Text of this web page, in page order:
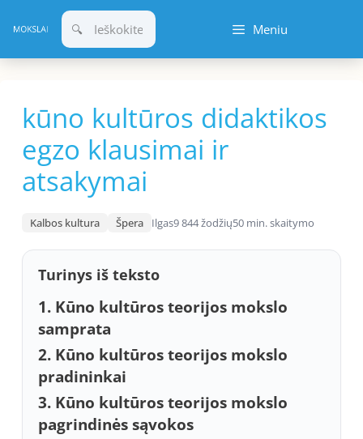
prie
turinio
Meniu
kūno kultūros didaktikos
egzo klausimai ir
atsakymai
Kalbos kultura Špera Ilgas9 844 žodžių50 min. skaitymo
Turinys iš teksto
1. Kūno kultūros teorijos mokslo
samprata
2. Kūno kultūros teorijos mokslo
pradininkai
3. Kūno kultūros teorijos mokslo
pagrindinės sąvokos